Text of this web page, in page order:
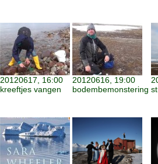
20120617, 16:00
kreeftjes vangen
20120616, 19:00
bodembemonstering